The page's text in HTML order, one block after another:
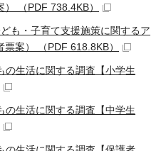
（PDF 738.4KB）
・子育て支援施策に関するア
案） （PDF 618.8KB）
生活に関する調査【小学生
生活に関する調査【中学生